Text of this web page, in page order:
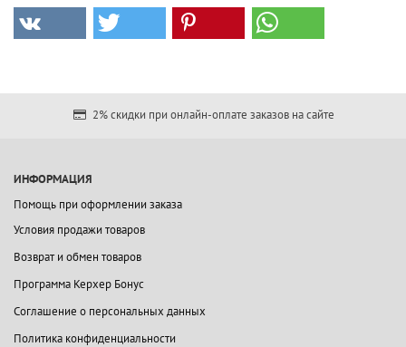
2% скидки при онлайн-оплате заказов на сайте
ИНФОРМАЦИЯ
Помощь при оформлении заказа
Условия продажи товаров
Возврат и обмен товаров
Программа Керхер Бонус
Соглашение о персональных данных
Политика конфиденциальности